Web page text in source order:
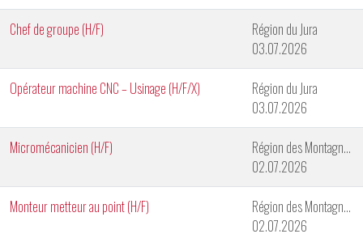
Chef de groupe (H/F)
Région du Jura
03.07.2026
Opérateur machine CNC – Usinage (H/F/X)
Région du Jura
03.07.2026
Micromécanicien (H/F)
Région des Montagnes Neuchâteloises
02.07.2026
Monteur metteur au point (H/F)
Région des Montagnes Neuchâteloises
02.07.2026